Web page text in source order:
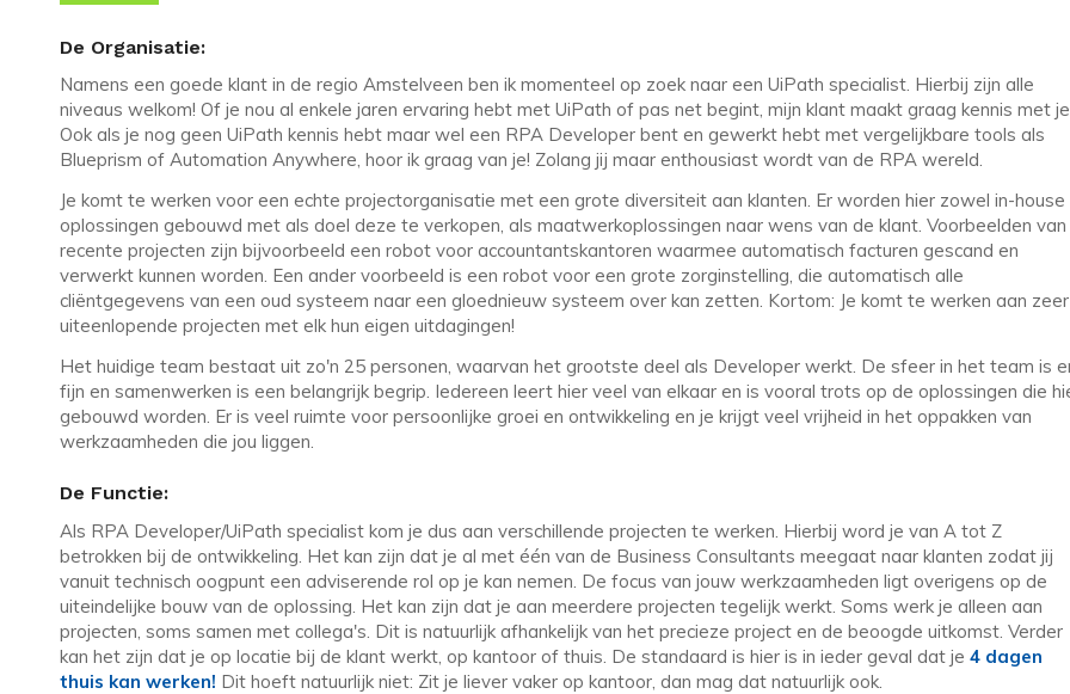
De Organisatie:
Namens een goede klant in de regio Amstelveen ben ik momenteel op zoek naar een UiPath specialist. Hierbij zijn alle
niveaus welkom! Of je nou al enkele jaren ervaring hebt met UiPath of pas net begint, mijn klant maakt graag kennis met
Ook als je nog geen UiPath kennis hebt maar wel een RPA Developer bent en gewerkt hebt met vergelijkbare tools als
Blueprism of Automation Anywhere, hoor ik graag van je! Zolang jij maar enthousiast wordt van de RPA wereld.
Je komt te werken voor een echte projectorganisatie met een grote diversiteit aan klanten. Er worden hier zowel in-house
oplossingen gebouwd met als doel deze te verkopen, als maatwerkoplossingen naar wens van de klant. Voorbeelden van
recente projecten zijn bijvoorbeeld een robot voor accountantskantoren waarmee automatisch facturen gescand en
verwerkt kunnen worden. Een ander voorbeeld is een robot voor een grote zorginstelling, die automatisch alle
cliëntgegevens van een oud systeem naar een gloednieuw systeem over kan zetten. Kortom: Je komt te werken aan zeer
uiteenlopende projecten met elk hun eigen uitdagingen!
Het huidige team bestaat uit zo'n 25 personen, waarvan het grootste deel als Developer werkt. De sfeer in het team is
fijn en samenwerken is een belangrijk begrip. Iedereen leert hier veel van elkaar en is vooral trots op de oplossingen die
gebouwd worden. Er is veel ruimte voor persoonlijke groei en ontwikkeling en je krijgt veel vrijheid in het oppakken van
werkzaamheden die jou liggen.
De Functie:
Als RPA Developer/UiPath specialist kom je dus aan verschillende projecten te werken. Hierbij word je van A tot Z
betrokken bij de ontwikkeling. Het kan zijn dat je al met één van de Business Consultants meegaat naar klanten zodat jij
vanuit technisch oogpunt een adviserende rol op je kan nemen. De focus van jouw werkzaamheden ligt overigens op de
uiteindelijke bouw van de oplossing. Het kan zijn dat je aan meerdere projecten tegelijk werkt. Soms werk je alleen aan
projecten, soms samen met collega's. Dit is natuurlijk afhankelijk van het precieze project en de beoogde uitkomst. Verder
kan het zijn dat je op locatie bij de klant werkt, op kantoor of thuis. De standaard is hier is in ieder geval dat je 4 dagen
thuis kan werken! Dit hoeft natuurlijk niet: Zit je liever vaker op kantoor, dan mag dat natuurlijk ook.